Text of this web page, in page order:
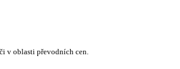
v oblasti převodních cen.